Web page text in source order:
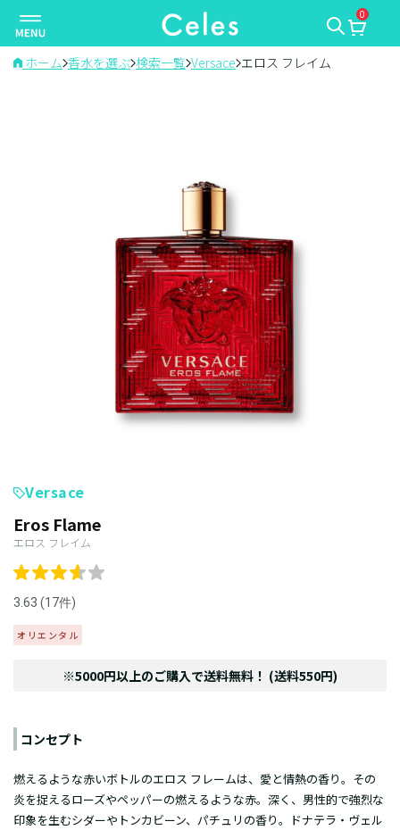
ナ
ビ
ゲ
0
ホーム 香水を選ぶ 検索一覧 Versace エロス フレイム
Versace
Eros Flame
エロス フレイム
3.63 (17件)
オリエンタル
※5000円以上のご購入で送料無料！ (送料550円)
コンセプト
燃えるような赤いボトルのエロス フレームは、愛と情熱の香り。その
炎を捉えるローズやペッパーの燃えるような赤。深く、男性的で強烈な
印象を生むシダーやトンカビーン、パチュリの香り。ドナテラ・ヴェル